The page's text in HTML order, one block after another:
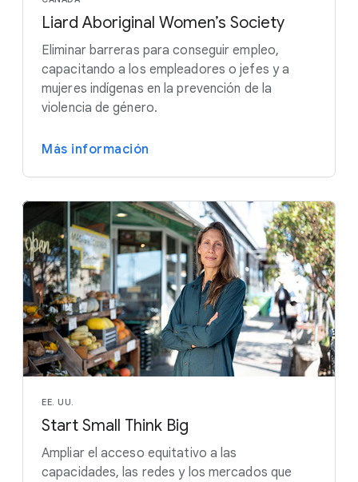
Liard Aboriginal Women’s Society
Eliminar barreras para conseguir empleo,
capacitando a los empleadores o jefes y a
mujeres indígenas en la prevención de la
violencia de género.
Más información
EE. UU.
Start Small Think Big
Ampliar el acceso equitativo a las
capacidades, las redes y los mercados que